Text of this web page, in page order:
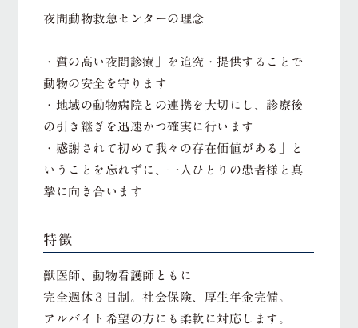
夜間動物救急センターの理念
・質の高い夜間診療」を追究・提供することで
動物の安全を守ります
・地域の動物病院との連携を大切にし、診療後
の引き継ぎを迅速かつ確実に行います
・感謝されて初めて我々の存在価値がある」と
いうことを忘れずに、一人ひとりの患者様と真
摯に向き合います
特徴
獣医師、動物看護師ともに
完全週休３日制。社会保険、厚生年金完備。
アルバイト希望の方にも柔軟に対応します。